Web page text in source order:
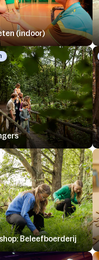
(indoor)
Beleefboerderij